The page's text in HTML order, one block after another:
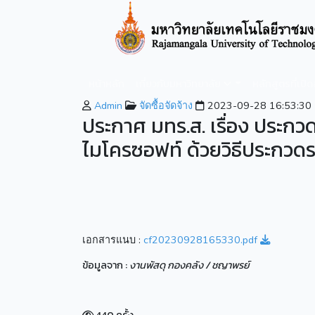
Admin จัดซื้อจัดจ้าง 2023-09-28 16:53:30
ประกาศ มทร.ส. เรื่อง ประก
ไมโครซอฟท์ ด้วยวิธีประกว
เอกสารแนบ : cf20230928165330.pdf
ข้อมูลจาก :งานพัสดุ กองคลัง / ชญาพรย์